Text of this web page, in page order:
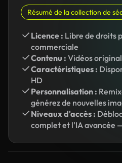
Résumé de la collection de
Licence : Libre de droits
commerciale
Contenu : Vidéos
Caractéristiques :
HD
Personnalisation :
générez de nouvelles
Niveaux d'accès :
complet et l'IA avancée